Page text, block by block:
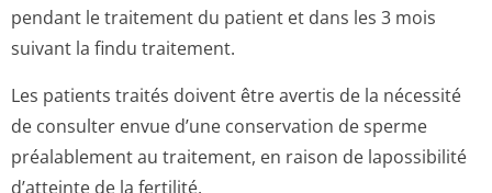
pendant le traitement du patient et dans les 3 mois
suivant la findu traitement.
Les patients traités doivent être avertis de la nécessité
de consulter envue d’une conservation de sperme
préalablement au traitement, en raison de lapossibilité
d’atteinte de la fertilité.